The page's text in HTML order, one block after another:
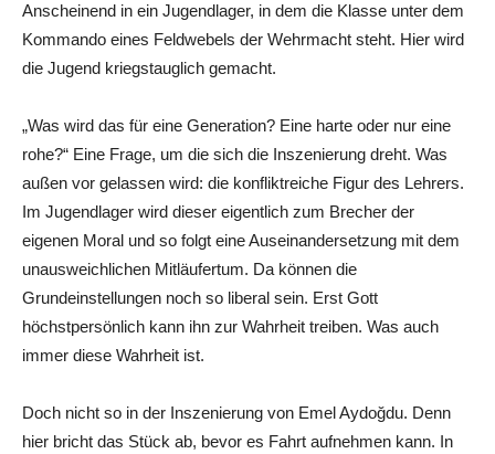
Anscheinend in ein Jugendlager, in dem die Klasse unter dem
Kommando eines Feldwebels der Wehrmacht steht. Hier wird
die Jugend kriegstauglich gemacht.
„Was wird das für eine Generation? Eine harte oder nur eine
rohe?“ Eine Frage, um die sich die Inszenierung dreht. Was
außen vor gelassen wird: die konfliktreiche Figur des Lehrers.
Im Jugendlager wird dieser eigentlich zum Brecher der
eigenen Moral und so folgt eine Auseinandersetzung mit dem
unausweichlichen Mitläufertum. Da können die
Grundeinstellungen noch so liberal sein. Erst Gott
höchstpersönlich kann ihn zur Wahrheit treiben. Was auch
immer diese Wahrheit ist.
Doch nicht so in der Inszenierung von Emel Aydoğdu. Denn
hier bricht das Stück ab, bevor es Fahrt aufnehmen kann. In